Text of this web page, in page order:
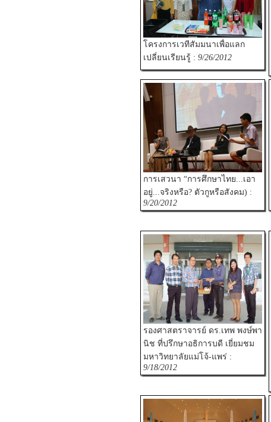
โครงการเวทีสัมมนาเพื่อแลก
เปลี่ยนเรียนรู้ : 9/26/2012
การเสวนา “การศึกษาไทย...เอา
อยู่...จริงหรือ? ตัวกูหรือสังคม) :
9/20/2012
รองศาสตราจารย์ ดร.เทพ พงษ์พา
นิช ที่ปรึกษาอธิการบดี เยี่ยมชม
มหาวิทยาลัยแม่โจ้-แพร่ :
9/18/2012